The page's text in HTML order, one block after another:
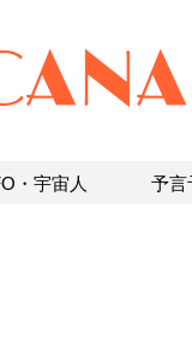
・宇宙人 予言